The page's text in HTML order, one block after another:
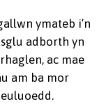
ymateb i’n
adborth yn
ac mae
am ba mor